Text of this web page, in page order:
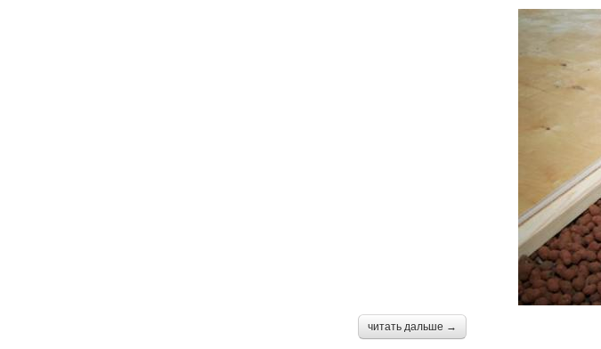
читать дальше →